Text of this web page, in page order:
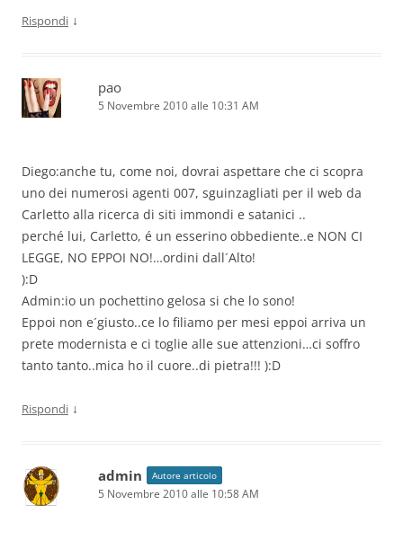
Rispondi ↓
pao
5 Novembre 2010 alle 10:31 AM
Diego:anche tu, come noi, dovrai aspettare che ci scopra
uno dei numerosi agenti 007, sguinzagliati per il web da
Carletto alla ricerca di siti immondi e satanici ..
perché lui, Carletto, é un esserino obbediente..e NON CI
LEGGE, NO EPPOI NO!…ordini dall´Alto!
):D
Admin:io un pochettino gelosa si che lo sono!
Eppoi non e´giusto..ce lo filiamo per mesi eppoi arriva un
prete modernista e ci toglie alle sue attenzioni…ci soffro
tanto tanto..mica ho il cuore..di pietra!!! ):D
Rispondi ↓
admin Autore articolo
5 Novembre 2010 alle 10:58 AM